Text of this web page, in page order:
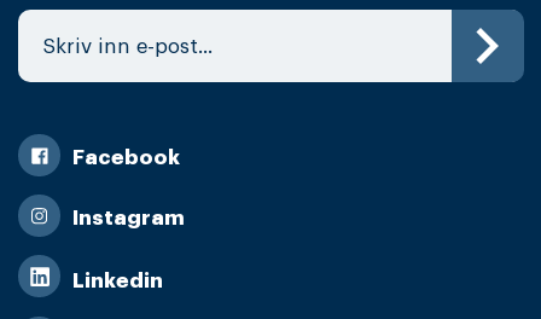
Facebook
Instagram
Linkedin